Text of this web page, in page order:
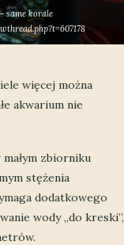
same korale
więcej można
akwarium nie
zbiorniku
stężenia
dodatkowego
wody „do kreski”,